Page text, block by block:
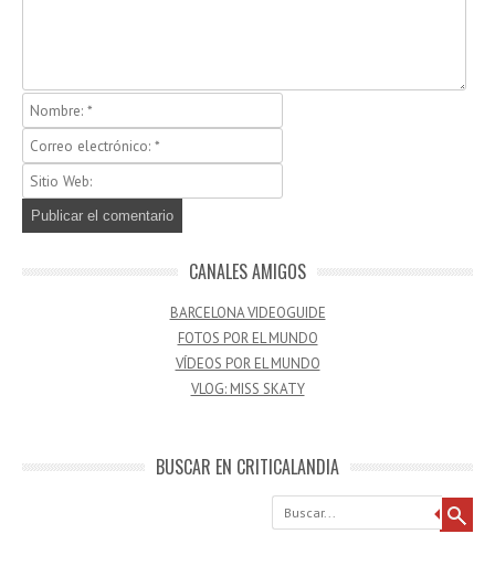
CANALES AMIGOS
BARCELONA VIDEOGUIDE
FOTOS POR EL MUNDO
VÍDEOS POR EL MUNDO
VLOG: MISS SKATY
BUSCAR EN CRITICALANDIA
Buscar